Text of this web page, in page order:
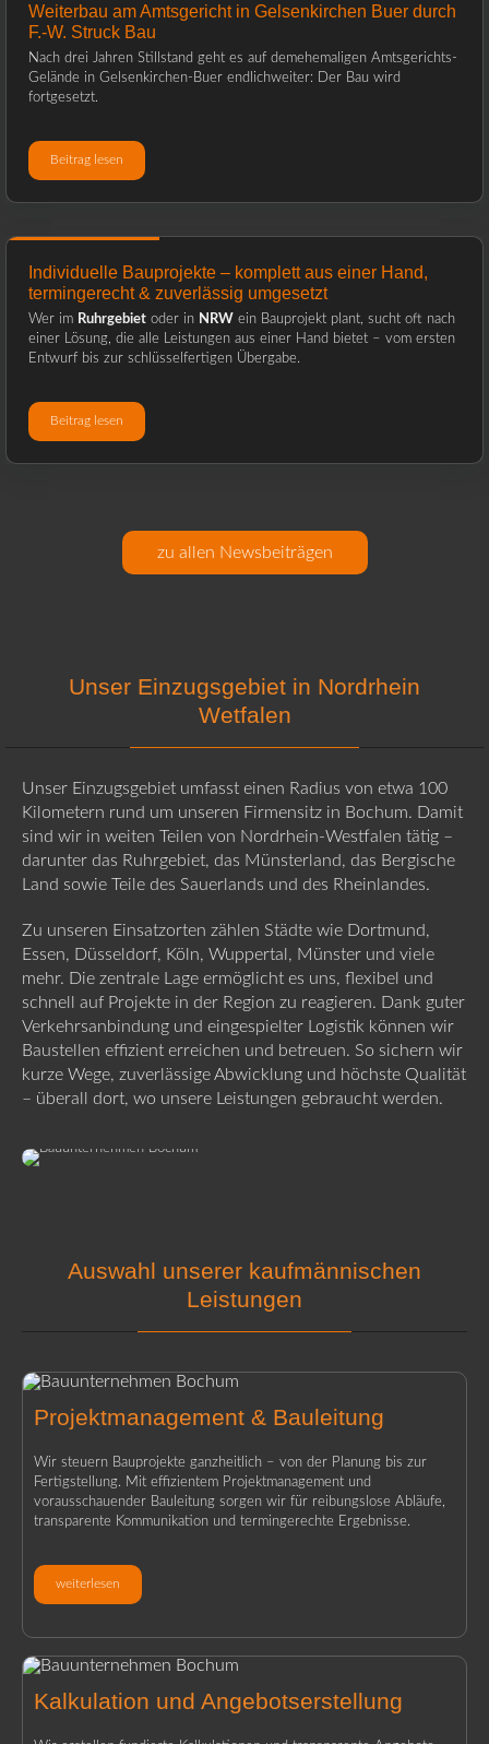
Weiterbau am Amtsgericht in Gelsenkirchen Buer durch
F.-W. Struck Bau
Nach drei Jahren Stillstand geht es auf demehemaligen Amtsgerichts-
Gelände in Gelsenkirchen-Buer endlichweiter: Der Bau wird
fortgesetzt.
Beitrag lesen
Individuelle Bauprojekte – komplett aus einer Hand,
termingerecht & zuverlässig umgesetzt
Wer im Ruhrgebiet oder in NRW ein Bauprojekt plant, sucht oft nach
einer Lösung, die alle Leistungen aus einer Hand bietet – vom ersten
Entwurf bis zur schlüsselfertigen Übergabe.
Beitrag lesen
zu allen Newsbeiträgen
Unser Einzugsgebiet in Nordrhein
Wetfalen
Unser Einzugsgebiet umfasst einen Radius von etwa 100
Kilometern rund um unseren Firmensitz in Bochum. Damit
sind wir in weiten Teilen von Nordrhein-Westfalen tätig –
darunter das Ruhrgebiet, das Münsterland, das Bergische
Land sowie Teile des Sauerlands und des Rheinlandes.
Zu unseren Einsatzorten zählen Städte wie Dortmund,
Essen, Düsseldorf, Köln, Wuppertal, Münster und viele
mehr. Die zentrale Lage ermöglicht es uns, flexibel und
schnell auf Projekte in der Region zu reagieren. Dank guter
Verkehrsanbindung und eingespielter Logistik können wir
Baustellen effizient erreichen und betreuen. So sichern wir
kurze Wege, zuverlässige Abwicklung und höchste Qualität
– überall dort, wo unsere Leistungen gebraucht werden.
Auswahl unserer kaufmännischen
Leistungen
Projektmanagement & Bauleitung
Wir steuern Bauprojekte ganzheitlich – von der Planung bis zur
Fertigstellung. Mit effizientem Projektmanagement und
vorausschauender Bauleitung sorgen wir für reibungslose Abläufe,
transparente Kommunikation und termingerechte Ergebnisse.
weiterlesen
Kalkulation und Angebotserstellung